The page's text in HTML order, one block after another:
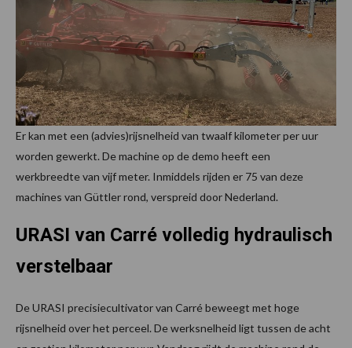
Er kan met een (advies)rijsnelheid van twaalf kilometer per uur
worden gewerkt. De machine op de demo heeft een
werkbreedte van vijf meter. Inmiddels rijden er 75 van deze
machines van Güttler rond, verspreid door Nederland.
URASI van Carré volledig hydraulisch
verstelbaar
De URASI precisiecultivator van Carré beweegt met hoge
rijsnelheid over het perceel. De werksnelheid ligt tussen de acht